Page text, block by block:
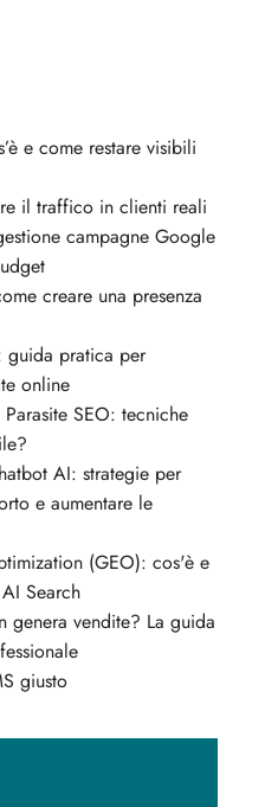
e come restare visibili
il traffico in clienti reali
campagne Google
creare una presenza
guida pratica per
online
SEO: tecniche
AI: strategie per
e aumentare le
(GEO): cos'è e
Search
genera vendite? La guida
giusto